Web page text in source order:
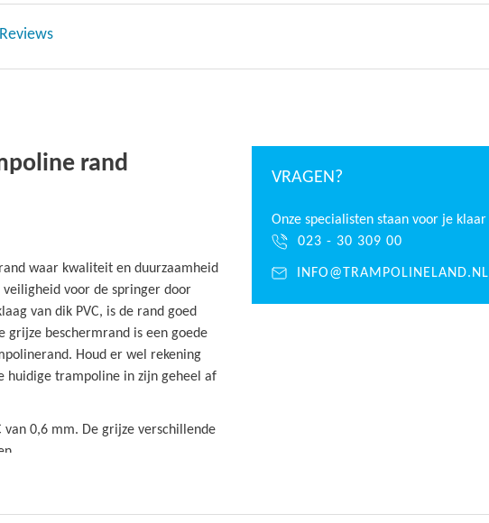
Reviews
rand
waar kwaliteit en duurzaamheid
voor de springer door
van dik PVC, is de rand goed
grijze beschermrand is een goede
Houd er wel rekening
huidige trampoline in zijn geheel af
0,6 mm. De grijze verschillende
VRAGEN?
Onze specialisten staan voor je klaar
023 - 30 309 00
INFO@TRAMPOLINELAND.NL